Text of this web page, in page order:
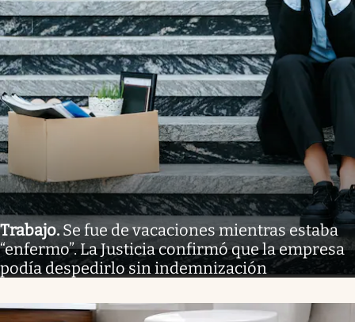
Trabajo.Se fue de vacaciones mientras estaba
“enfermo”. La Justicia confirmó que la empresa
podía despedirlo sin indemnización